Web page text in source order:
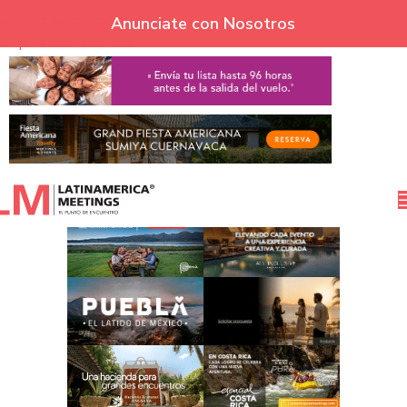
Skip to navigation
Skip to main content
Anunciate con Nosotros